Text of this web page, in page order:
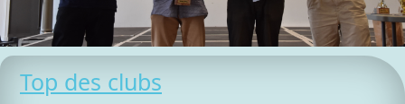
Top des clubs